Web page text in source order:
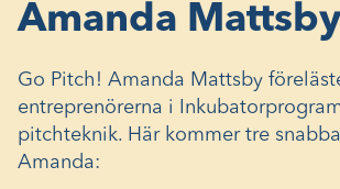
Amanda Mattsby
Go Pitch! Amanda Mattsby
entreprenörerna i
pitchteknik. Här kommer tre
Amanda: